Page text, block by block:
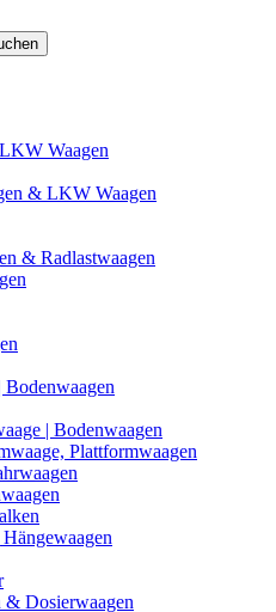
Waagen
& LKW Waagen
& Radlastwaagen
Bodenwaagen
| Bodenwaagen
Plattformwaagen
Dosierwaagen